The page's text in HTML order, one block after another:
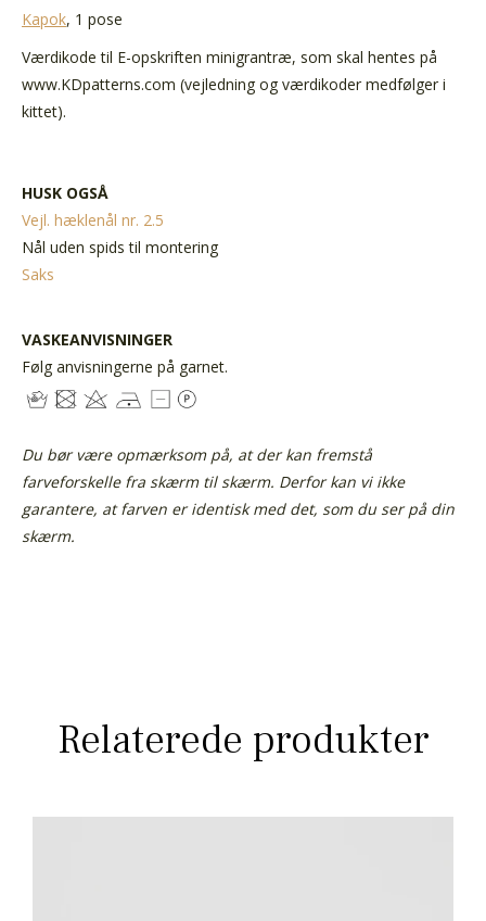
Kapok, 1 pose
Værdikode til E-opskriften minigrantræ, som skal hentes på
www.KDpatterns.com (vejledning og værdikoder medfølger i
kittet).
HUSK OGSÅ
Vejl. hæklenål nr. 2.5
Nål uden spids til montering
Saks
VASKEANVISNINGER
Følg anvisningerne på garnet.
Du bør være opmærksom på, at der kan fremstå
farveforskelle fra skærm til skærm. Derfor kan vi ikke
garantere, at farven er identisk med det, som du ser på din
skærm.
Relaterede produkter